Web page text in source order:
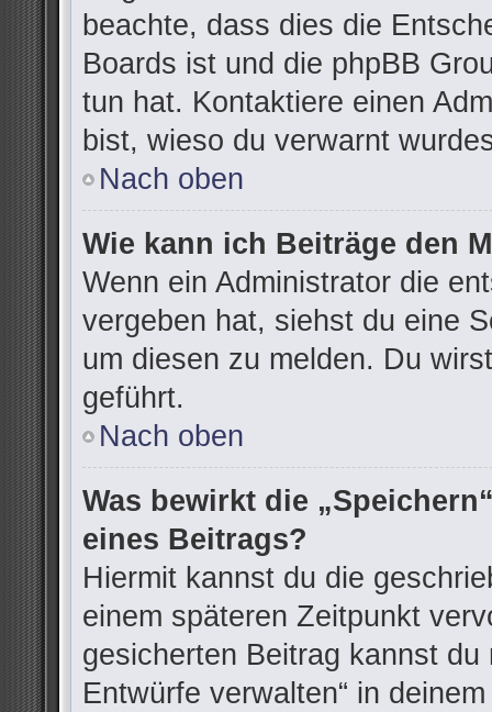
beachte, dass dies die
Boards ist und die phpBB
tun hat. Kontaktiere einen
bist, wieso du verwarnt
Nach oben
Wie kann ich Beiträge den
Wenn ein Administrator die
vergeben hat, siehst du eine
um diesen zu melden. Du
geführt.
Nach oben
Was bewirkt die
eines Beitrags?
Hiermit kannst du die
einem späteren Zeitpunkt
gesicherten Beitrag kannst
Entwürfe verwalten“ in